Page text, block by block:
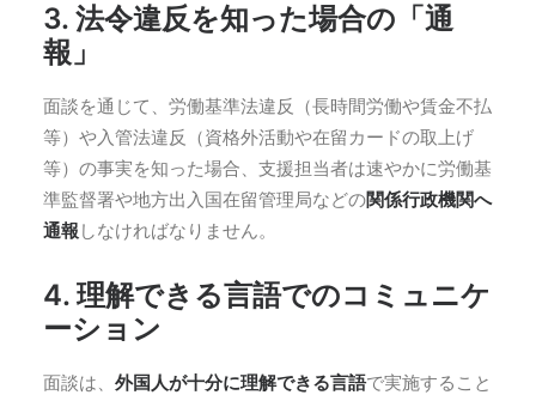
3. 法令違反を知った場合の「通
報」
面談を通じて、労働基準法違反（長時間労働や賃金不払
等）や入管法違反（資格外活動や在留カードの取上げ
等）の事実を知った場合、支援担当者は速やかに労働基
準監督署や地方出入国在留管理局などの関係行政機関へ
通報 しなければなりません。
4. 理解できる言語でのコミュニケ
ーション
面談は、 外国人が十分に理解できる言語で実施すること